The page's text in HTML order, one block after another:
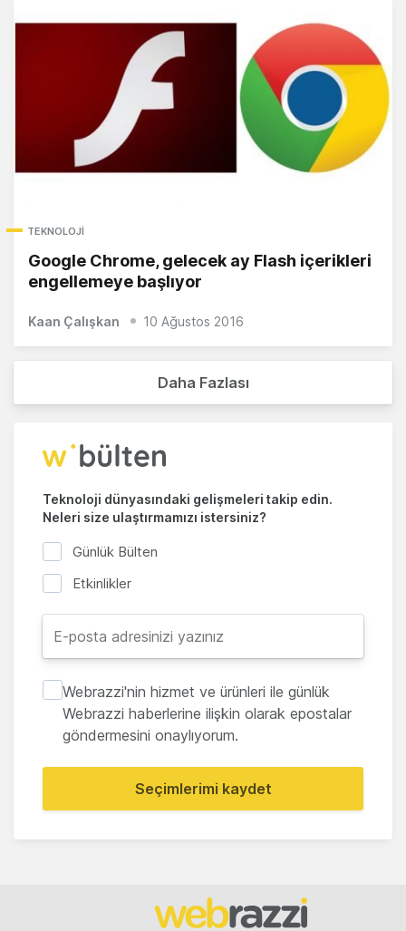
TEKNOLOJI
Google Chrome, gelecek ay Flash içerikleri
engellemeye başlıyor
Kaan Çalışkan 10 Ağustos 2016
Daha Fazlası
Teknoloji dünyasındaki gelişmeleri takip edin.
Neleri size ulaştırmamızı istersiniz?
Günlük Bülten
Etkinlikler
Webrazzi'nin hizmet ve ürünleri ile günlük
Webrazzi haberlerine ilişkin olarak epostalar
göndermesini onaylıyorum.
Seçimlerimi kaydet